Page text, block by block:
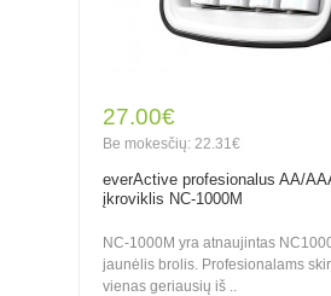
27.00€
Be mokesčių: 22.31€
everActive profesionalus AA/
įkroviklis NC-1000M
NC-1000M yra atnaujintas
jaunėlis brolis. Profesionalams
vienas geriausių iš ..